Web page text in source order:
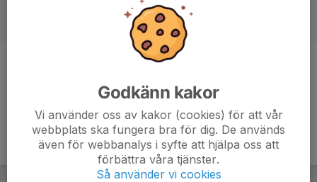
Godkänn kakor
Vi använder oss av kakor (cookies) för att vår
webbplats ska fungera bra för dig. De används
även för webbanalys i syfte att hjälpa oss att
förbättra våra tjänster.
Så använder vi cookies